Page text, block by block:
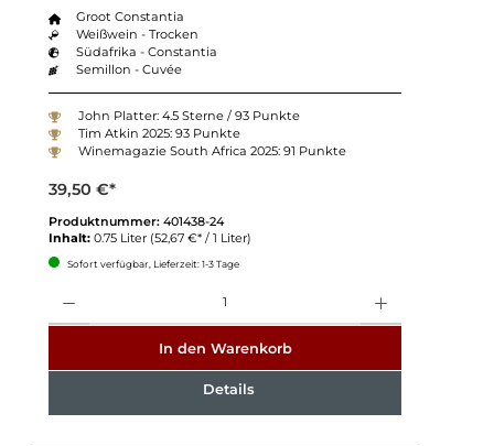
Groot Constantia
Weißwein - Trocken
Südafrika - Constantia
Semillon - Cuvée
John Platter: 4.5 Sterne / 93 Punkte
Tim Atkin 2025: 93 Punkte
Winemagazie South Africa 2025: 91 Punkte
39,50 €*
Produktnummer: 401438-24
Inhalt: 0.75 Liter (52,67 €* / 1 Liter)
Sofort verfügbar, Lieferzeit: 1-3 Tage
In den Warenkorb
Details